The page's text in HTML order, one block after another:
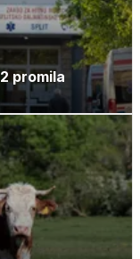
promila